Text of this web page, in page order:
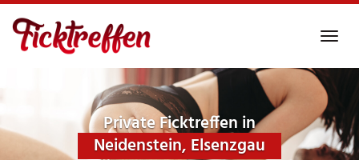
Skip
main
content
Private Ficktreffen in
Neidenstein, Elsenzgau